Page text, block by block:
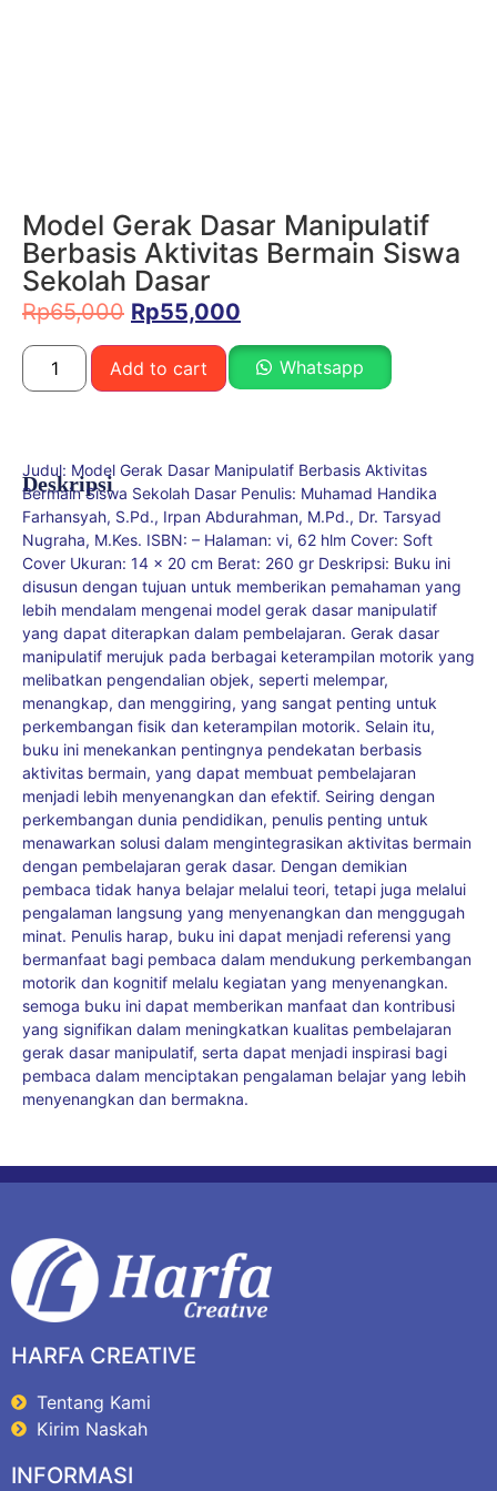
Model Gerak Dasar Manipulatif
Berbasis Aktivitas Bermain Siswa
Sekolah Dasar
Rp65,000 Rp55,000
Add to cart Whatsapp
Deskripsi
Judul: Model Gerak Dasar Manipulatif Berbasis Aktivitas
Bermain Siswa Sekolah Dasar Penulis: Muhamad Handika
Farhansyah, S.Pd., Irpan Abdurahman, M.Pd., Dr. Tarsyad
Nugraha, M.Kes. ISBN: – Halaman: vi, 62 hlm Cover: Soft
Cover Ukuran: 14 x 20 cm Berat: 260 gr Deskripsi: Buku ini
disusun dengan tujuan untuk memberikan pemahaman yang
lebih mendalam mengenai model gerak dasar manipulatif
yang dapat diterapkan dalam pembelajaran. Gerak dasar
manipulatif merujuk pada berbagai keterampilan motorik yang
melibatkan pengendalian objek, seperti melempar,
menangkap, dan menggiring, yang sangat penting untuk
perkembangan fisik dan keterampilan motorik. Selain itu,
buku ini menekankan pentingnya pendekatan berbasis
aktivitas bermain, yang dapat membuat pembelajaran
menjadi lebih menyenangkan dan efektif. Seiring dengan
perkembangan dunia pendidikan, penulis penting untuk
menawarkan solusi dalam mengintegrasikan aktivitas bermain
dengan pembelajaran gerak dasar. Dengan demikian
pembaca tidak hanya belajar melalui teori, tetapi juga melalui
pengalaman langsung yang menyenangkan dan menggugah
minat. Penulis harap, buku ini dapat menjadi referensi yang
bermanfaat bagi pembaca dalam mendukung perkembangan
motorik dan kognitif melalu kegiatan yang menyenangkan.
semoga buku ini dapat memberikan manfaat dan kontribusi
yang signifikan dalam meningkatkan kualitas pembelajaran
gerak dasar manipulatif, serta dapat menjadi inspirasi bagi
pembaca dalam menciptakan pengalaman belajar yang lebih
menyenangkan dan bermakna.
HARFA CREATIVE
Tentang Kami
Kirim Naskah
INFORMASI